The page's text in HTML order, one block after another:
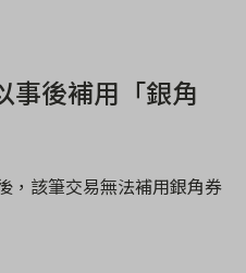
事後補用「銀角
，該筆交易無法補用銀角券